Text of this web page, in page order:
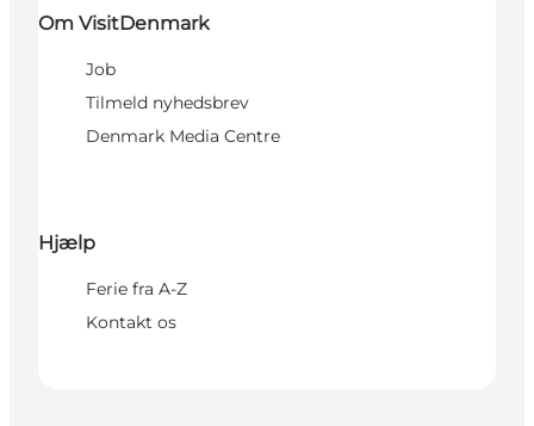
Om VisitDenmark
Job
Tilmeld nyhedsbrev
Denmark Media Centre
Hjælp
Ferie fra A-Z
Kontakt os